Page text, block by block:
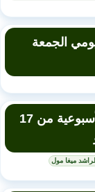
الجمعة
عروض كارفور السعودية الأسبوعية من 17
الراشد ميغا مول